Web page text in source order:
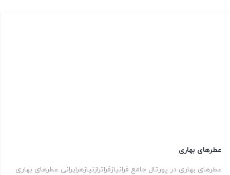
عطرهای بهاری
عطرهای بهاری در پورتال جامع فرانیازفراترازنیازهرایرانی عطرهای بهاری